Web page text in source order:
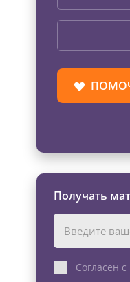
Получать
Согласен